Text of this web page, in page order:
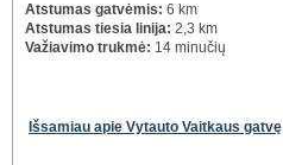
Atstumas gatvėmis: 6 km
Atstumas tiesia linija: 2,3 km
Važiavimo trukmė: 14 minučių
Išsamiau apie Vytauto Vaitkaus gatvę